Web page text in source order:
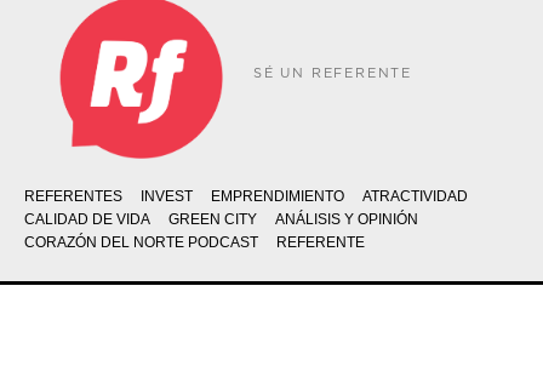
SÉ UN REFERENTE
REFERENTES INVEST EMPRENDIMIENTO
ATRACTIVIDAD
CALIDAD DE VIDA
GREEN CITY
ANÁLISIS Y OPINIÓN
CORAZÓN DEL NORTE PODCAST
REFERENTE